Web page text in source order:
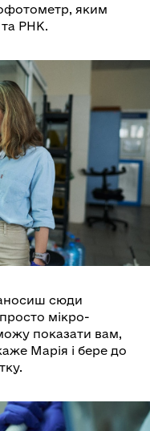
яким
РНК.
сюди
мікро-
показати вам,
Марія і бере до